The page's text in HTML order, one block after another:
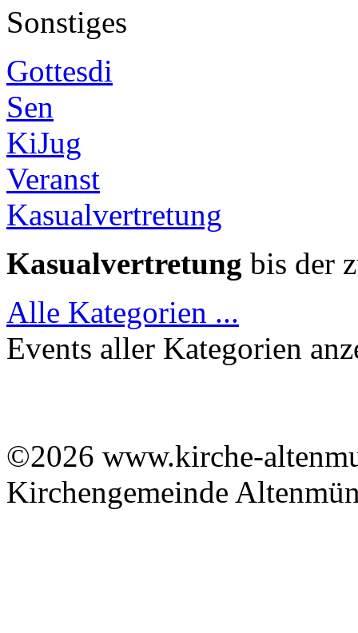
Sonstiges
Gottesdi
Sen
KiJug
Veranst
Kasualvertretung
Kasualvertretung bis der
Alle Kategorien ...
Events aller Kategorien
©2026 www.kirche-
Kirchengemeinde